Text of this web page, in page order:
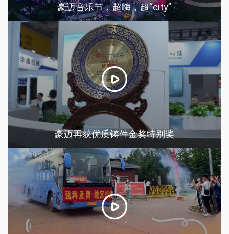
豪迈音乐节，超嗨，超“city”
豪迈再获优质铸件金奖特别奖